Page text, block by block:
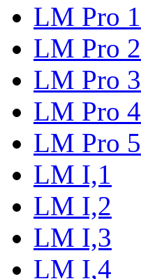
LM Pro 1
LM Pro 2
LM Pro 3
LM Pro 4
LM Pro 5
LM I,1
LM I,2
LM I,3
LM I,4